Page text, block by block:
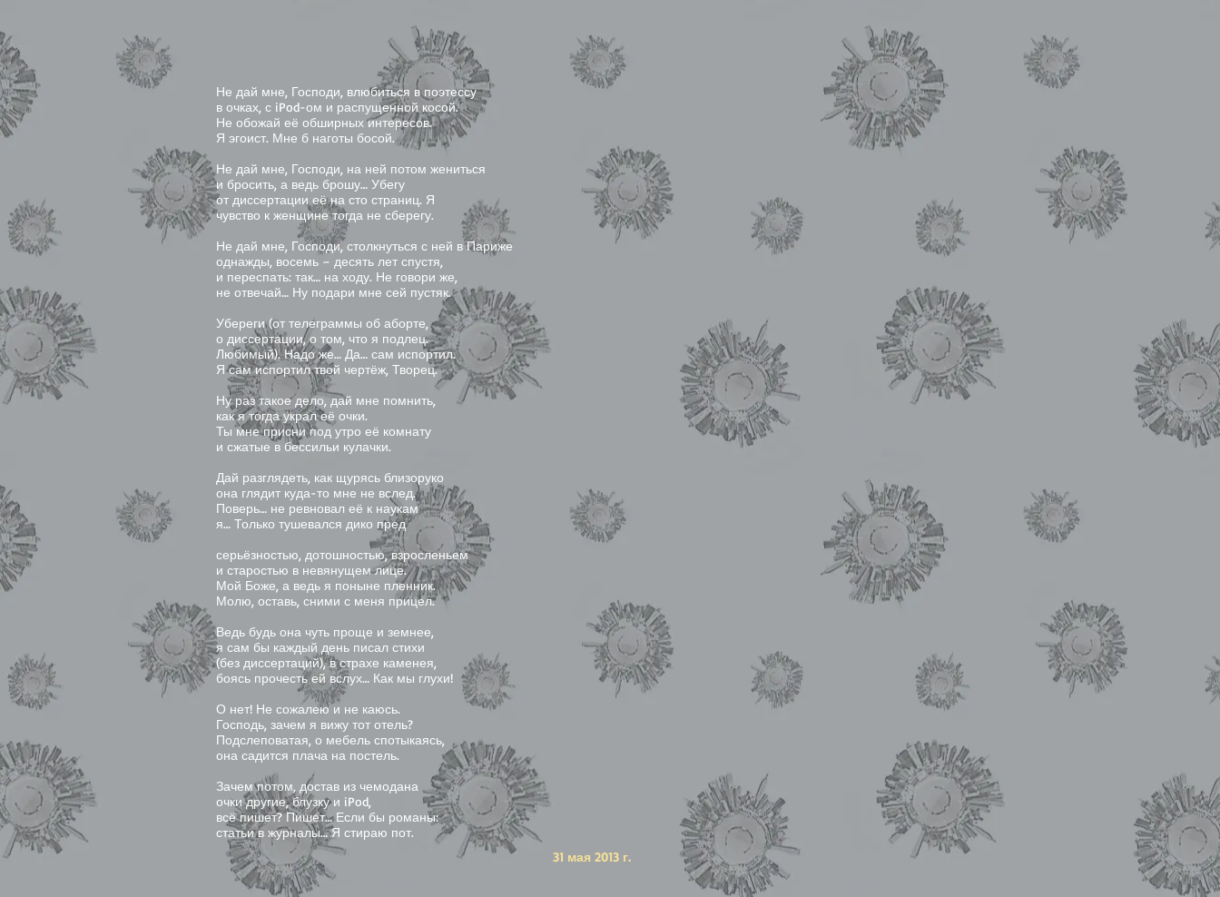
Не дай мне, Господи, влюбиться в поэтессу
в очках, с iPod-ом и распущенной косой.
Не обожай её обширных интересов.
Я эгоист. Мне б наготы босой.
Не дай мне, Господи, на ней потом жениться
и бросить, а ведь брошу… Убегу
от диссертации её на сто страниц. Я
чувство к женщине тогда не сберегу.
Не дай мне, Господи, столкнуться с ней в Париже
однажды, восемь – десять лет спустя,
и переспать: так… на ходу. Не говори же,
не отвечай… Ну подари мне сей пустяк.
Убереги (от телеграммы об аборте,
о диссертации, о том, что я подлец.
Любимый). Надо же… Да… сам испортил.
Я сам испортил твой чертёж, Творец.
Ну раз такое дело, дай мне помнить,
как я тогда украл её очки.
Ты мне присни под утро её комнату
и сжатые в бессильи кулачки.
Дай разглядеть, как щурясь близоруко
она глядит куда-то мне не вслед.
Поверь… не ревновал её к наукам
я… Только тушевался дико пред
серьёзностью, дотошностью, взросленьем
и старостью в невянущем лице.
Мой Боже, а ведь я поныне пленник.
Молю, оставь, сними с меня прицел.
Ведь будь она чуть проще и земнее,
я сам бы каждый день писал стихи
(без диссертаций), в страхе каменея,
боясь прочесть ей вслух… Как мы глухи!
О нет! Не сожалею и не каюсь.
Господь, зачем я вижу тот отель?
Подслеповатая, о мебель спотыкаясь,
она садится плача на постель.
Зачем потом, достав из чемодана
очки другие, блузку и iPod,
всё пишет? Пишет… Если бы романы:
статьи в журналы… Я стираю пот.
31 мая 2013 г.